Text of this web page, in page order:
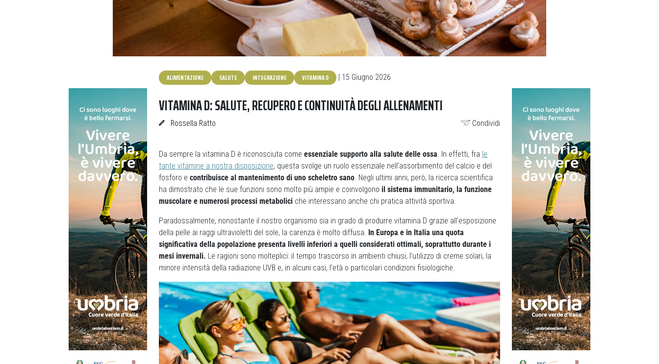
ALIMENTAZIONE SALUTE INTEGRAZIONE VITAMINA D | 15 Giugno 2026
VITAMINA D: SALUTE, RECUPERO E CONTINUITÀ DEGLI ALLENAMENTI
Rossella Ratto Condividi
Da sempre la vitamina D è riconosciuta come essenziale supporto alla salute delle ossa. In effetti, fra le
tante vitamine a nostra disposizione, questa svolge un ruolo essenziale nell’assorbimento del calcio e del
fosforo e contribuisce al mantenimento di uno scheletro sano. Negli ultimi anni, però, la ricerca scientifica
ha dimostrato che le sue funzioni sono molto più ampie e coinvolgono il sistema immunitario, la funzione
muscolare e numerosi processi metabolici che interessano anche chi pratica attività sportiva.
Paradossalmente, nonostante il nostro organismo sia in grado di produrre vitamina D grazie all’esposizione
della pelle ai raggi ultravioletti del sole, la carenza è molto diffusa. In Europa e in Italia una quota
significativa della popolazione presenta livelli inferiori a quelli considerati ottimali, soprattutto durante i
mesi invernali. Le ragioni sono molteplici: il tempo trascorso in ambienti chiusi, l’utilizzo di creme solari, la
minore intensità della radiazione UVB e, in alcuni casi, l’età o particolari condizioni fisiologiche.